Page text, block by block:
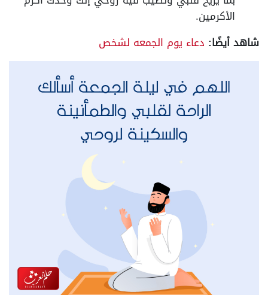
الأكرمين.
شاهد أيضًا: دعاء يوم الجمعه لشخص